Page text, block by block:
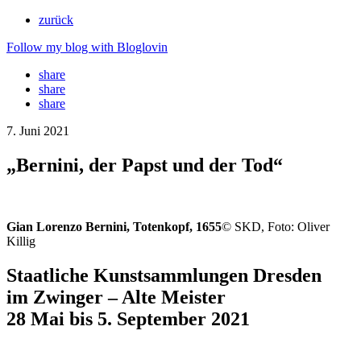
zurück
Follow my blog with Bloglovin
share
share
share
7. Juni 2021
„Bernini, der Papst und der Tod“
Gian Lorenzo Bernini, Totenkopf, 1655© SKD, Foto: Oliver
Killig
Staatliche Kunstsammlungen Dresden
im Zwinger – Alte Meister
28 Mai bis 5. September 2021